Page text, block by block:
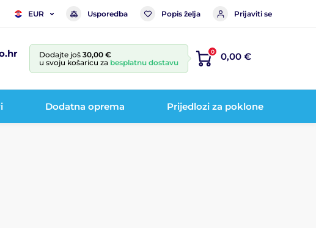
EUR Usporedba Popis želja Prijaviti se
Dodajte još 30,00 €
u svoju košaricu za besplatnu dostavu
0 0,00 €
Dodatna oprema Prijedlozi za poklone